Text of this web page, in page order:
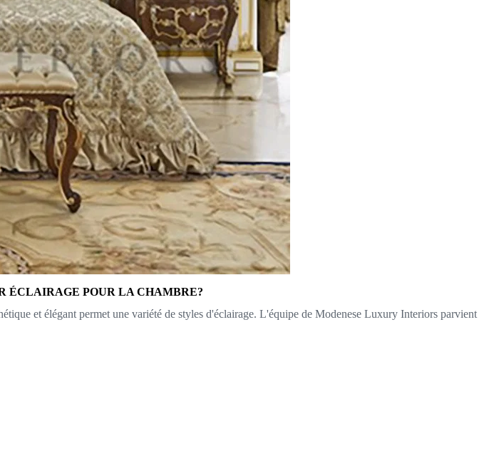
ÉCLAIRAGE POUR LA CHAMBRE?
et élégant permet une variété de styles d'éclairage. L'équipe de Modenese Luxury Interiors parvient